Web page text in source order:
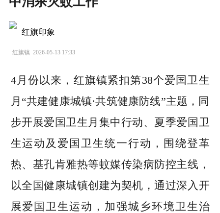
红旗印象
红旗镇 2026-05-13 17:33
4月份以来，红旗镇紧扣第38个爱国卫生
月“共建健康城镇·共筑健康防线”主题，同
步开展爱国卫生月集中行动、夏季爱国卫
生运动及爱国卫生统一行动，围绕登革
热、基孔肯雅热等蚊媒传染病防控主线，
以全国健康城镇创建为契机，通过深入开
展爱国卫生运动，加强城乡环境卫生治